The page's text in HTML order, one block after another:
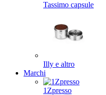
Tassimo capsule
Illy e altro
Marchi
1Zpresso